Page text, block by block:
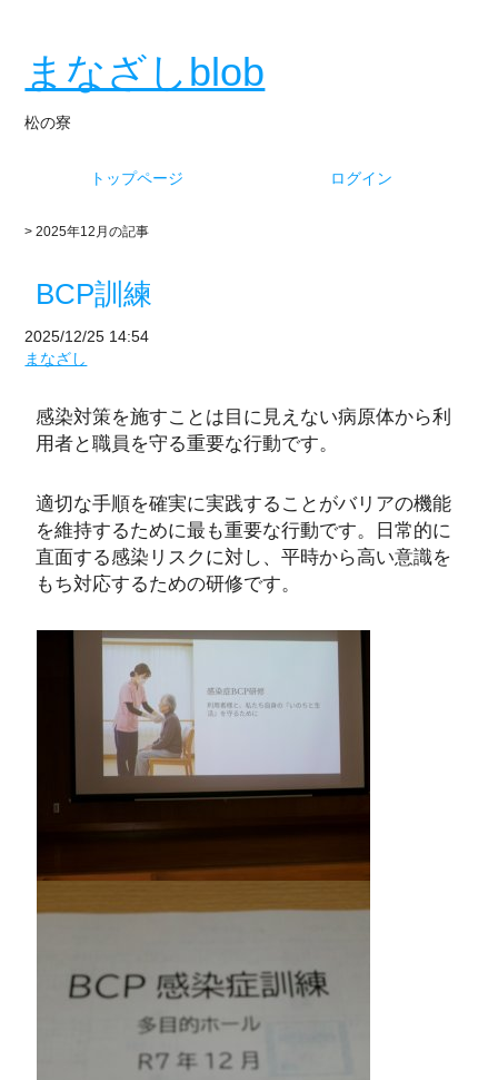
まなざしblob
松の寮
トップページ ログイン
> 2025年12月の記事
BCP訓練
2025/12/25 14:54
まなざし
感染対策を施すことは目に見えない病原体から利
用者と職員を守る重要な行動です。
適切な手順を確実に実践することがバリアの機能
を維持するために最も重要な行動です。日常的に
直面する感染リスクに対し、平時から高い意識を
もち対応するための研修です。